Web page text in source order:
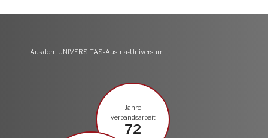
Aus dem UNIVERSITAS-Austria-Universum
Jahre
Verbandsarbeit
72